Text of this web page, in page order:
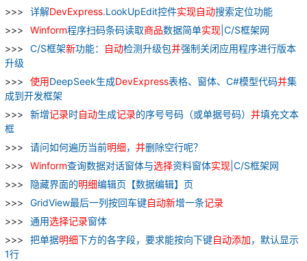
详解DevExpress.LookUpEdit控件实现自动搜索定位功能
Winform程序扫码条码读取商品数据简单实现 |C/S框架网
C/S框架新功能： 自动检测升级包并强制关闭应用程序进行版本
升级
使用DeepSeek生成DevExpress表格、窗体、C#模型代码并集
成到开发框架
新增记录时自动生成记录的序号号码（或单据号码） 并填充文本
框
请问如何遍历当前明细， 并删除空行呢？
Winform查询数据对话窗体与选择资料窗体实现 |C/S框架网
隐藏界面的明细编辑页【数据编辑】页
GridView最后一列按回车键自动新增一条记录
通用选择记录窗体
把单据明细下方的各字段，要求能按向下键自动添加，默认显示
1行